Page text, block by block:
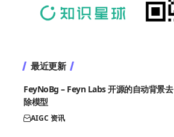
最近更新
FeyNoBg – Feyn Labs 开源的自动背景去
除模型
AIGC 资讯